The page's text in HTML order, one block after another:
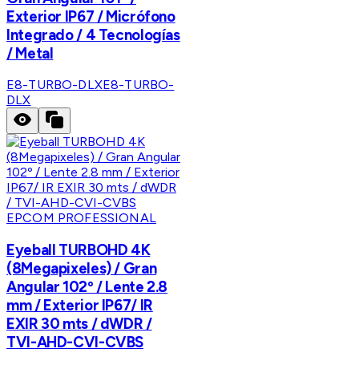
Exterior IP67 / Micrófono
Integrado / 4 Tecnologías
/ Metal
E8-TURBO-DLXE8-TURBO-
DLX
EPCOM PROFESSIONAL
Eyeball TURBOHD 4K
(8Megapixeles) / Gran
Angular 102º / Lente 2.8
mm / Exterior IP67/ IR
EXIR 30 mts / dWDR /
TVI-AHD-CVI-CVBS